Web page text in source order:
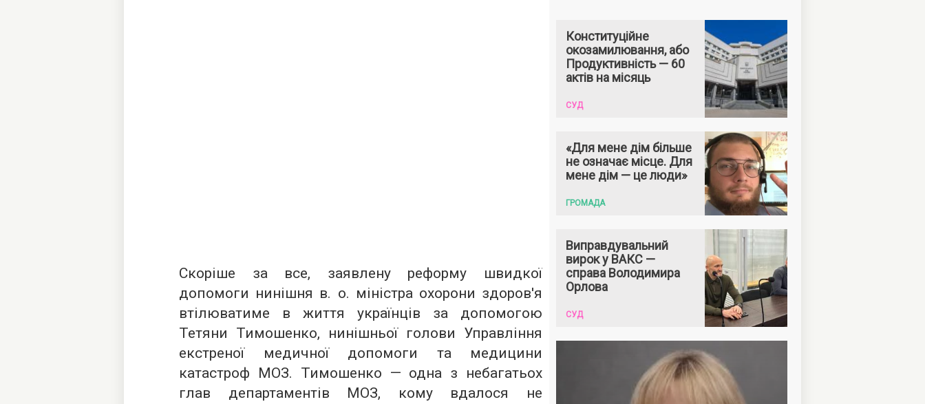
Скоріше за все, заявлену реформу швидкої
допомоги нинішня в. о. міністра охорони здоров'я
втілюватиме в життя українців за допомогою
Тетяни Тимошенко, нинішньої голови Управління
екстреної медичної допомоги та медицини
катастроф МОЗ. Тимошенко — одна з небагатьох
глав департаментів МОЗ, кому вдалося не
Конституційне
окозамилювання, або
Продуктивність — 60
актів на місяць
СУД
«Для мене дім більше
не означає місце. Для
мене дім — це люди»
ГРОМАДА
Виправдувальний
вирок у ВАКС —
справа Володимира
Орлова
СУД